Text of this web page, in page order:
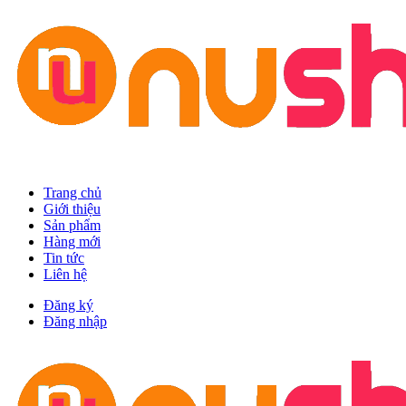
Trang chủ
Giới thiệu
Sản phẩm
Hàng mới
Tin tức
Liên hệ
Đăng ký
Đăng nhập